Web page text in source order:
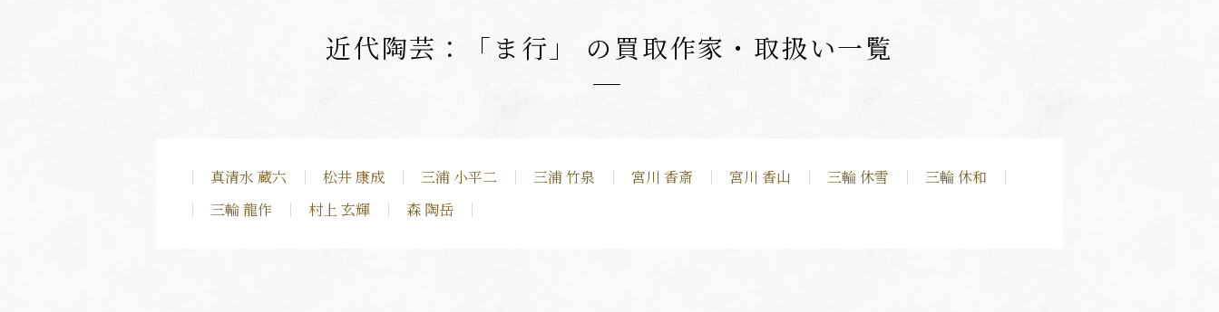
近代陶芸：「ま行」 の 買取作家・取扱い一覧
真清水 蔵六 松井 康成 三浦 小平二 三浦 竹泉 宮川 香斎 宮川 香山 三輪 休雪
三輪 休和
三輪 龍作
村上 玄輝 森 陶岳